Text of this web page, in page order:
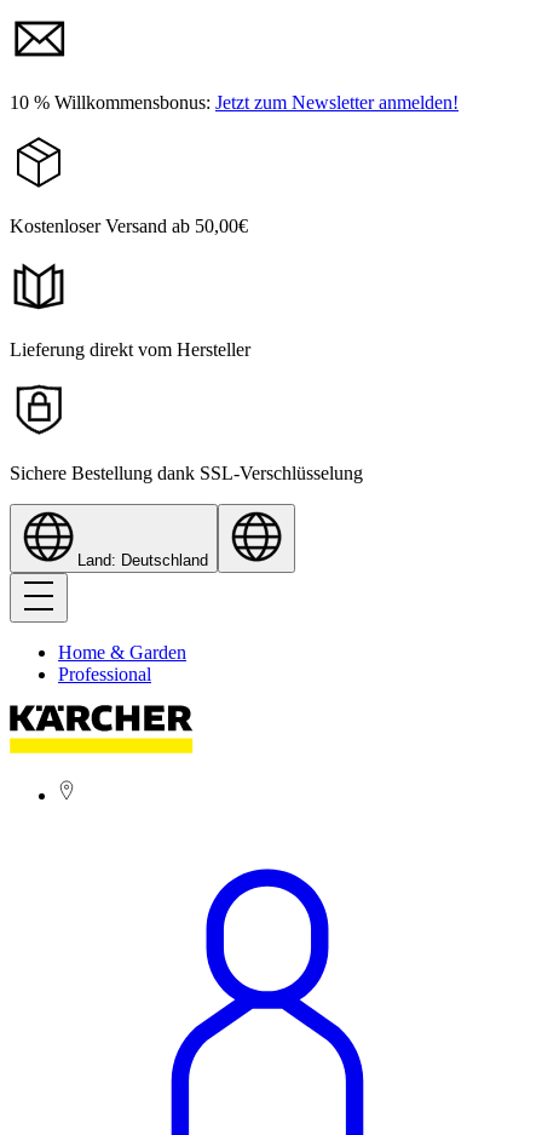
10 % Willkommensbonus: Jetzt zum Newsletter anmelden!
Kostenloser Versand ab 50,00€
Lieferung direkt vom Hersteller
Sichere Bestellung dank SSL-Verschlüsselung
Land: Deutschland
Home & Garden
Professional